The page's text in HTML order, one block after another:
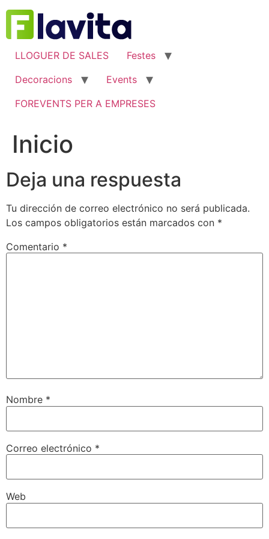
contenido
LLOGUER DE SALES
Festes
Decoracions
Events
FOREVENTS PER A EMPRESES
Inicio
Deja una respuesta
Tu dirección de correo electrónico no será publicada.
Los campos obligatorios están marcados con *
Comentario *
Nombre *
Correo electrónico *
Web